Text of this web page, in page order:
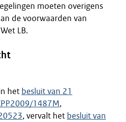
moeten overigens
de voorwaarden van
LB.
het besluit van 21
1487M,
, vervalt het besluit van